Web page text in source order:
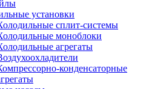
установки
сплит-системы
моноблоки
агрегаты
конденсаторные